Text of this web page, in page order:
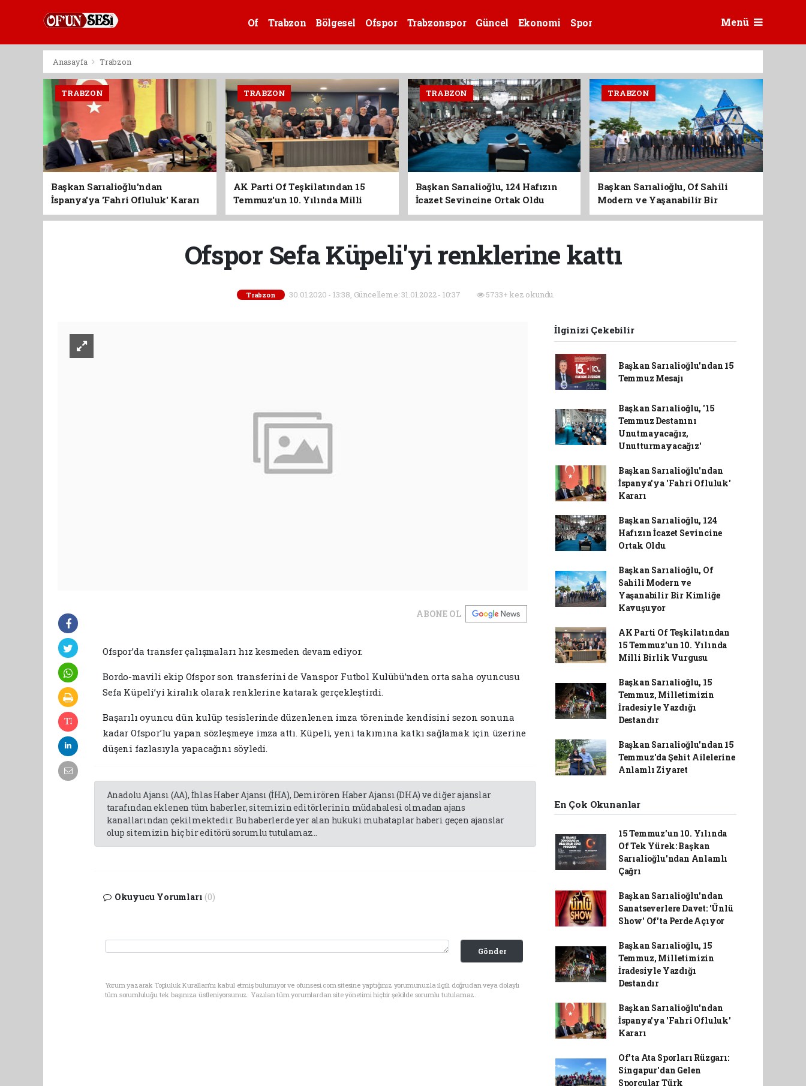
Of Trabzon Bölgesel Ofspor Trabzonspor Güncel Ekonomi Spor Menü
Anasayfa Trabzon
TRABZON
Başkan Sarıalioğlu'ndan
İspanya'ya 'Fahri Ofluluk' Kararı
TRABZON
AK Parti Of Teşkilatından 15
Temmuz'un 10. Yılında Milli
Birlik Vurgusu
TRABZON
Başkan Sarıalioğlu, 124 Hafızın
İcazet Sevincine Ortak Oldu
TRABZON
Başkan Sarıalioğlu, Of Sahili
Modern ve Yaşanabilir Bir
Kimliğe Kavuşuyor
Ofspor Sefa Küpeli'yi renklerine kattı
Trabzon 30.01.2020 - 13:38, Güncelleme: 31.01.2022 - 10:37 5733+ kez okundu.
ABONE OL
Ofspor’da transfer çalışmaları hız kesmeden devam ediyor.
Bordo-mavili ekip Ofspor son transferini de Vanspor Futbol Kulübü’nden orta saha oyuncusu
Sefa Küpeli’yi kiralık olarak renklerine katarak gerçekleştirdi.
Başarılı oyuncu dün kulüp tesislerinde düzenlenen imza töreninde kendisini sezon sonuna
kadar Ofspor’lu yapan sözleşmeye imza attı. Küpeli, yeni takımına katkı sağlamak için üzerine
düşeni fazlasıyla yapacağını söyledi.
Anadolu Ajansı (AA), İhlas Haber Ajansı (İHA), Demirören Haber Ajansı (DHA) ve diğer ajanslar
tarafından eklenen tüm haberler, sitemizin editörlerinin müdahalesi olmadan ajans
kanallarından çekilmektedir. Bu haberlerde yer alan hukuki muhataplar haberi geçen ajanslar
olup sitemizin hiç bir editörü sorumlu tutulamaz...
Okuyucu Yorumları (0)
Gönder
Yorum yazarak Topluluk Kuralları’nı kabul etmiş bulunuyor ve ofunsesi.com sitesine yaptığınız yorumunuzla ilgili doğrudan veya dolaylı
tüm sorumluluğu tek başınıza üstleniyorsunuz. Yazılan tüm yorumlardan site yönetimi hiçbir şekilde sorumlu tutulamaz.
İlginizi Çekebilir
Başkan Sarıalioğlu'ndan 15
Temmuz Mesajı
Başkan Sarıalioğlu, '15
Temmuz Destanını
Unutmayacağız,
Unutturmayacağız'
Başkan Sarıalioğlu'ndan
İspanya'ya 'Fahri Ofluluk'
Kararı
Başkan Sarıalioğlu, 124
Hafızın İcazet Sevincine
Ortak Oldu
Başkan Sarıalioğlu, Of
Sahili Modern ve
Yaşanabilir Bir Kimliğe
Kavuşuyor
AK Parti Of Teşkilatından
15 Temmuz'un 10. Yılında
Milli Birlik Vurgusu
Başkan Sarıalioğlu, 15
Temmuz, Milletimizin
İradesiyle Yazdığı
Destandır
Başkan Sarıalioğlu'ndan 15
Temmuz'da Şehit Ailelerine
Anlamlı Ziyaret
En Çok Okunanlar
15 Temmuz'un 10. Yılında
Of Tek Yürek: Başkan
Sarıalioğlu'ndan Anlamlı
Çağrı
Başkan Sarıalioğlu'ndan
Sanatseverlere Davet: 'Ünlü
Show' Of'ta Perde Açıyor
Başkan Sarıalioğlu, 15
Temmuz, Milletimizin
İradesiyle Yazdığı
Destandır
Başkan Sarıalioğlu'ndan
İspanya'ya 'Fahri Ofluluk'
Kararı
Of'ta Ata Sporları Rüzgarı:
Singapur'dan Gelen
Sporcular Türk